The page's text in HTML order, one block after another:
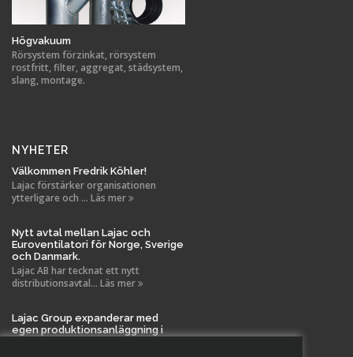
Högvakuum
Rörsystem förzinkat, rörsystem
rostfritt, filter, aggregat, städsystem,
slang, montage.
NYHETER
Välkommen Fredrik Köhler!
Lajac förstärker organisationen
ytterligare och ... Läs mer
Nytt avtal mellan Lajac och
Euroventilatori för Norge, Sverige
och Danmark.
Lajac AB har tecknat ett nytt
distributionsavtal... Läs mer
Lajac Group expanderar med
egen produktionsanläggning i